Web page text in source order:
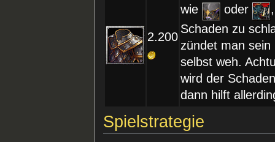
2.200
wie
oder
Schaden zu
zündet man
selbst weh.
wird der
dann hilft
Spielstrategie